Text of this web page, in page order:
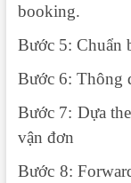
booking.
Bước 5: Chuẩn
Bước 6: Thông
Bước 7: Dựa
vận đơn
Bước 8: